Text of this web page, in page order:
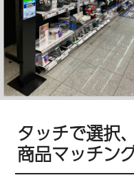
タッチで選択
商品マッチン